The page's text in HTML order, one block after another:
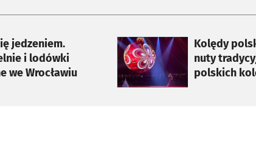
jedzeniem.
i lodówki
we Wrocławiu
Kolędy
nuty
polskich
otworzy się w nowej karcie